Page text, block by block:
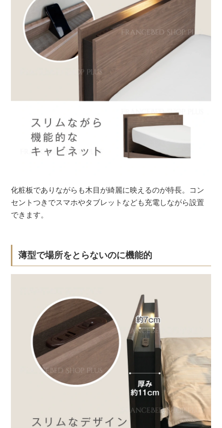
化粧板でありながらも木目が綺麗に映えるのが特長。コン
セントつきでスマホやタブレットなども充電しながら設置
できます。
薄型で場所をとらないのに機能的